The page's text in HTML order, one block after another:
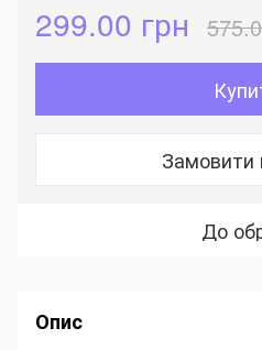
299.00 грн
До
Опис